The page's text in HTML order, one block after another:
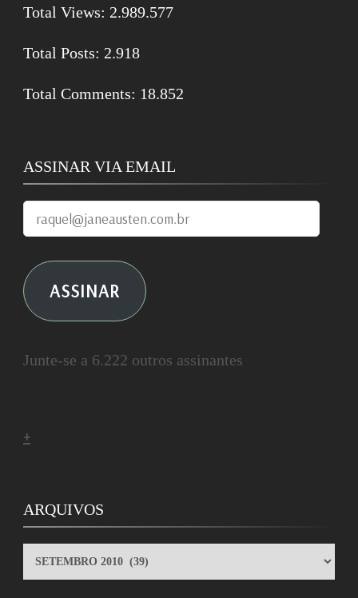
Total Views: 2.989.577
Total Posts: 2.918
Total Comments: 18.852
ASSINAR VIA EMAIL
raquel@janeausten.com.br
ASSINAR
Junte-se a 6.222 outros assinantes
+
ARQUIVOS
ARQUIVOS